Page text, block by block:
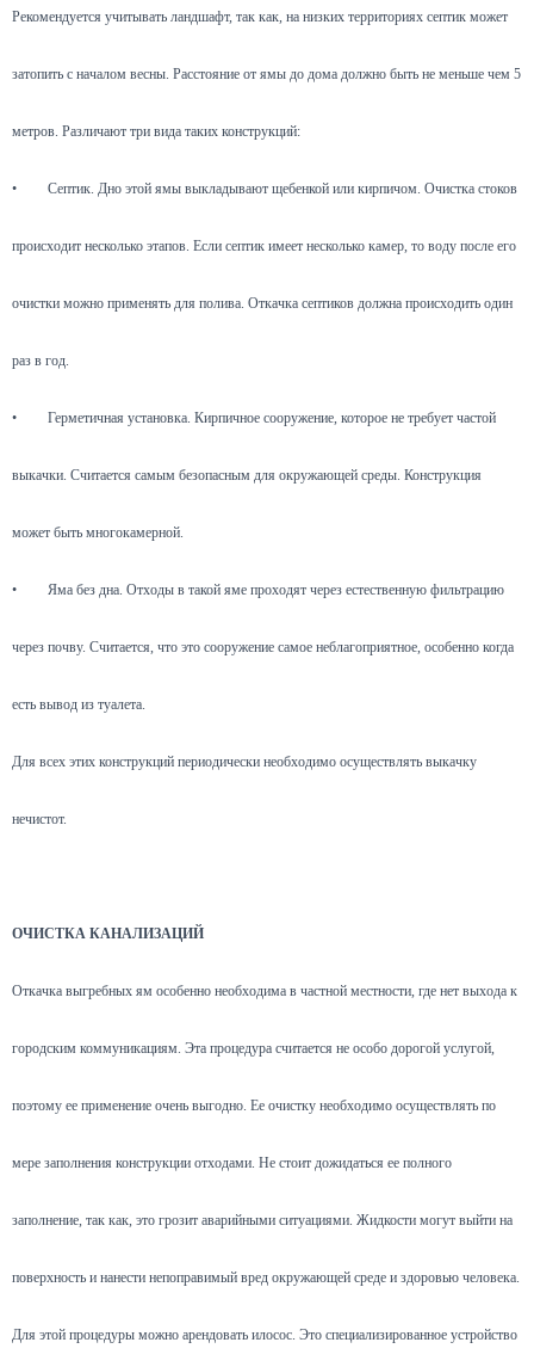
Рекомендуется учитывать ландшафт, так как, на низких территориях септик может
затопить с началом весны. Расстояние от ямы до дома должно быть не меньше чем 5
метров. Различают три вида таких конструкций:
• Септик. Дно этой ямы выкладывают щебенкой или кирпичом. Очистка стоков
происходит несколько этапов. Если септик имеет несколько камер, то воду после его
очистки можно применять для полива. Откачка септиков должна происходить один
раз в год.
• Герметичная установка. Кирпичное сооружение, которое не требует частой
выкачки. Считается самым безопасным для окружающей среды. Конструкция
может быть многокамерной.
• Яма без дна. Отходы в такой яме проходят через естественную фильтрацию
через почву. Считается, что это сооружение самое неблагоприятное, особенно когда
есть вывод из туалета.
Для всех этих конструкций периодически необходимо осуществлять выкачку
нечистот.
ОЧИСТКА КАНАЛИЗАЦИЙ
Откачка выгребных ям особенно необходима в частной местности, где нет выхода к
городским коммуникациям. Эта процедура считается не особо дорогой услугой,
поэтому ее применение очень выгодно. Ее очистку необходимо осуществлять по
мере заполнения конструкции отходами. Не стоит дожидаться ее полного
заполнение, так как, это грозит аварийными ситуациями. Жидкости могут выйти на
поверхность и нанести непоправимый вред окружающей среде и здоровью человека.
Для этой процедуры можно арендовать илосос. Это специализированное устройство